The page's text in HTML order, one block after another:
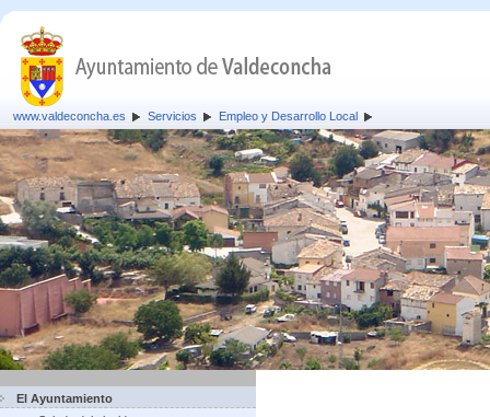
www.valdeconcha.es Servicios Empleo y Desarrollo Local
El Ayuntamiento